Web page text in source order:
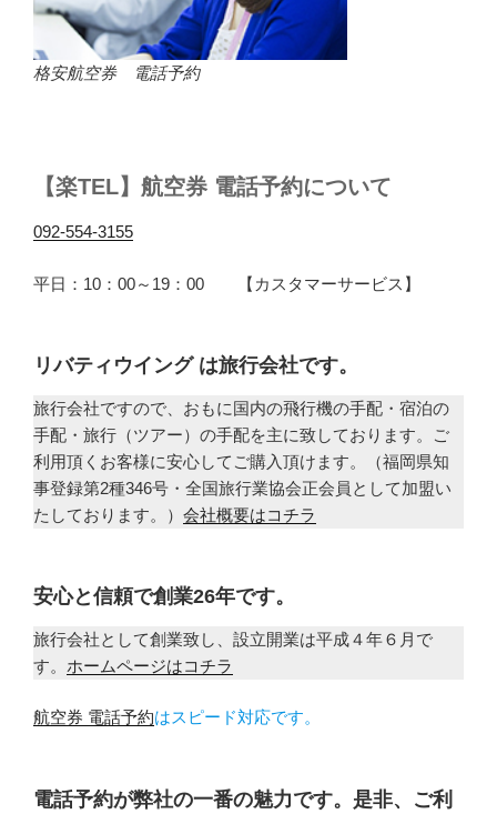
格安航空券 電話予約
【楽TEL】航空券 電話予約について
092-554-3155
平日：10：00～19：00 【カスタマーサービス】
リバティウイング は旅行会社です。
旅行会社ですので、おもに国内の飛行機の手配・宿泊の
手配・旅行（ツアー）の手配を主に致しております。ご
利用頂くお客様に安心してご購入頂けます。（福岡県知
事登録第2種346号・全国旅行業協会正会員として加盟い
たしております。） 会社概要はコチラ
安心と信頼で創業26年です。
旅行会社として創業致し、設立開業は平成４年６月で
す。 ホームページはコチラ
航空券 電話予約はスピード対応です。
電話予約が弊社の一番の魅力です。是非、ご利